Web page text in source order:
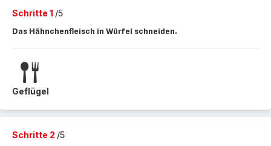
Schritte 1 /5
Das Hähnchenfleisch in Würfel schneiden.
Geflügel
Schritte 2 /5